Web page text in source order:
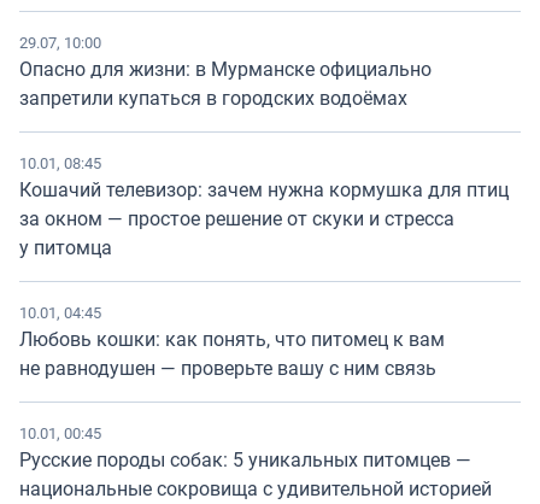
29.07, 10:00
Опасно для жизни: в Мурманске официально
запретили купаться в городских водоёмах
10.01, 08:45
Кошачий телевизор: зачем нужна кормушка для птиц
за окном — простое решение от скуки и стресса
у питомца
10.01, 04:45
Любовь кошки: как понять, что питомец к вам
не равнодушен — проверьте вашу с ним связь
10.01, 00:45
Русские породы собак: 5 уникальных питомцев —
национальные сокровища с удивительной историей